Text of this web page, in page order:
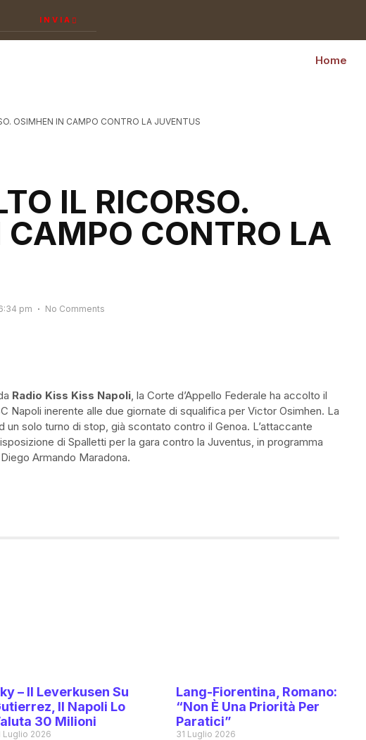
INVIA
Home
OSIMHEN IN CAMPO CONTRO LA JUVENTUS
IL RICORSO.
CONTRO LA
pm No Comments
Radio Kiss Kiss Napoli, la Corte d’Appello Federale ha accolto il
Napoli inerente alle due giornate di squalifica per Victor Osimhen. La
un solo turno di stop, già scontato contro il Genoa. L’attaccante
di Spalletti per la gara contro la Juventus, in programma
Armando Maradona.
– Il Leverkusen Su
Il Napoli Lo
30 Milioni
Luglio 2026
Lang-Fiorentina, Romano:
“Non È Una Priorità Per
Paratici”
31 Luglio 2026